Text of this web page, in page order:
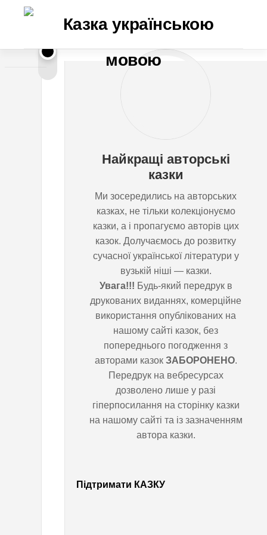
Перейти
л
н
ь
к
а
в
і
д
ь
о
Найкращі авторські
казки
Ми зосередились на авторських
казках, не тільки колекціонуємо
казки, а і пропагуємо авторів цих
казок. Долучаємось до розвитку
сучасної української літератури у
вузькій ніші — казки.
Увага!!!Будь-який передрук в
друкованих виданнях,
комерційне використання
опублікованих на нашому сайті
казок, без попереднього
погодження з авторами казок
ЗАБОРОНЕНО. Передрук на
вебресурсах дозволено лише у
разі гіперпосилання на сторінку
казки на нашому сайті та із
зазначенням автора казки.
Підтримати КАЗКУ